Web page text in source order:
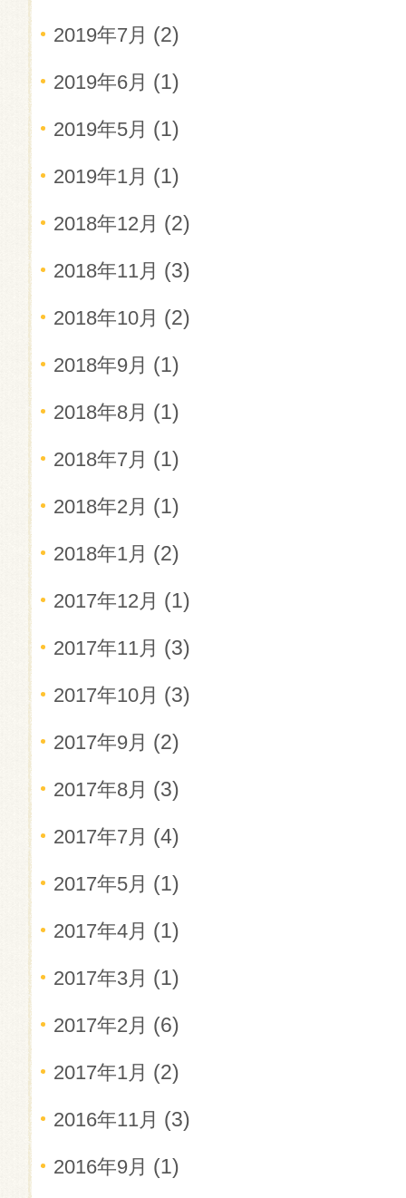
2019年7月 (2)
2019年6月 (1)
2019年5月 (1)
2019年1月 (1)
2018年12月 (2)
2018年11月 (3)
2018年10月 (2)
2018年9月 (1)
2018年8月 (1)
2018年7月 (1)
2018年2月 (1)
2018年1月 (2)
2017年12月 (1)
2017年11月 (3)
2017年10月 (3)
2017年9月 (2)
2017年8月 (3)
2017年7月 (4)
2017年5月 (1)
2017年4月 (1)
2017年3月 (1)
2017年2月 (6)
2017年1月 (2)
2016年11月 (3)
2016年9月 (1)